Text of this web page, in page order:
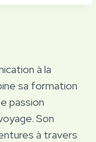
à la
sa formation
passion
Son
à travers